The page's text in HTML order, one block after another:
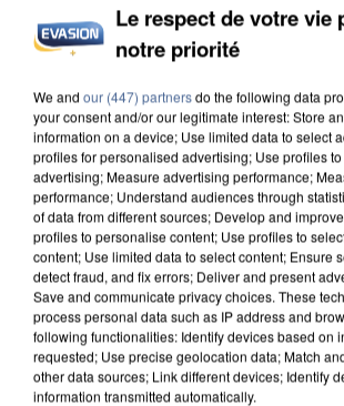
DE SOLIDARITÉ AVEC LES...
Le respect de votre vie
notre priorité
We and our (447) partnersdo the following data
your consent and/or our legitimate interest: Store
information on a device; Use limited data to select
profiles for personalised advertising; Use profiles
advertising; Measure advertising performance;
performance; Understand audiences through
of data from different sources; Develop and
profiles to personalise content; Use profiles to
content; Use limited data to select content; Ensure
detect fraud, and fix errors; Deliver and present
Save and communicate privacy choices. These
process personal data such as IP address and
following functionalities: Identify devices based on
requested; Use precise geolocation data; Match
other data sources; Link different devices; Identify
information transmitted automatically.